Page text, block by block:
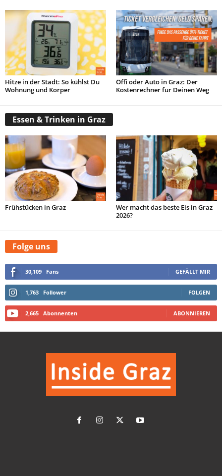
Hitze in der Stadt: So kühlst Du
Wohnung und Körper
Öffi oder Auto in Graz: Der
Kostenrechner für Deinen Weg
Essen & Trinken in Graz
Frühstücken in Graz
Wer macht das beste Eis in Graz
2026?
Folge uns
30,109 Fans GEFÄLLT MIR
1,763 Follower FOLGEN
2,665 Abonnenten ABONNIEREN